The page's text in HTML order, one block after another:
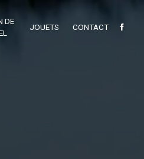
DE
JOUETS CONTACT